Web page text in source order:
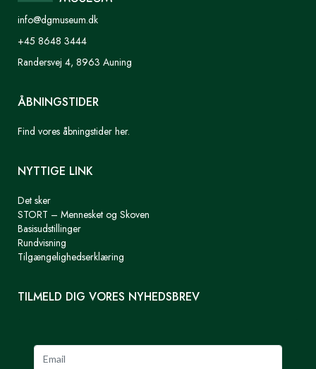
info@dgmuseum.dk
+45 8648 3444
Randersvej 4, 8963 Auning
ÅBNINGSTIDER
Find vores åbningstider her.
NYTTIGE LINK
Det sker
STORT – Mennesket og Skoven
Basisudstillinger
Rundvisning
Tilgængelighedserklæring
TILMELD DIG VORES NYHEDSBREV